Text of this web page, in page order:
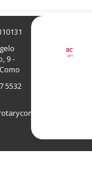
9 -
5532